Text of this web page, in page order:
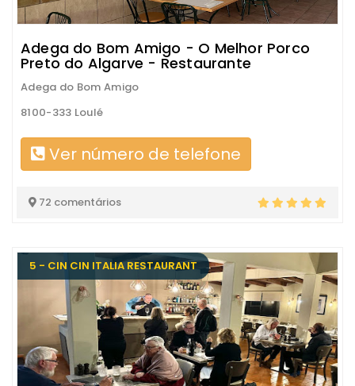
Adega do Bom Amigo - O Melhor Porco
Preto do Algarve - Restaurante
Adega do Bom Amigo
8100-333 Loulé
Ver número de telefone
72 comentários
5 - CIN CIN ITALIA RESTAURANT